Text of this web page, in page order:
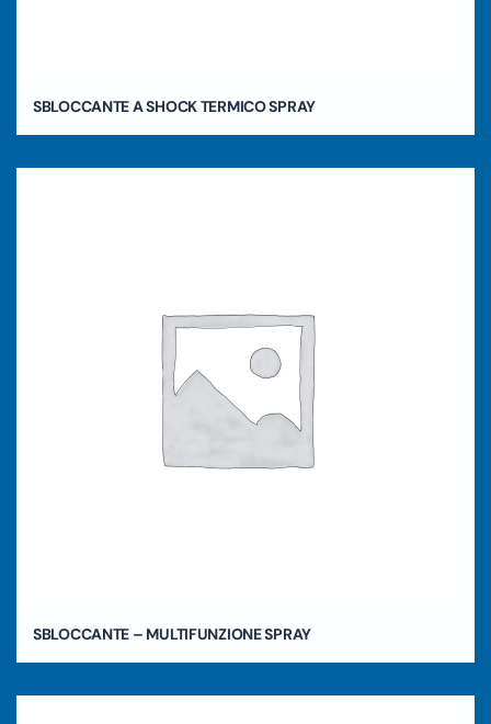
SBLOCCANTE A SHOCK TERMICO SPRAY
SBLOCCANTE – MULTIFUNZIONE SPRAY